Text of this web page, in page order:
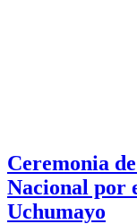
Ceremonia
Nacional por
Uchumayo